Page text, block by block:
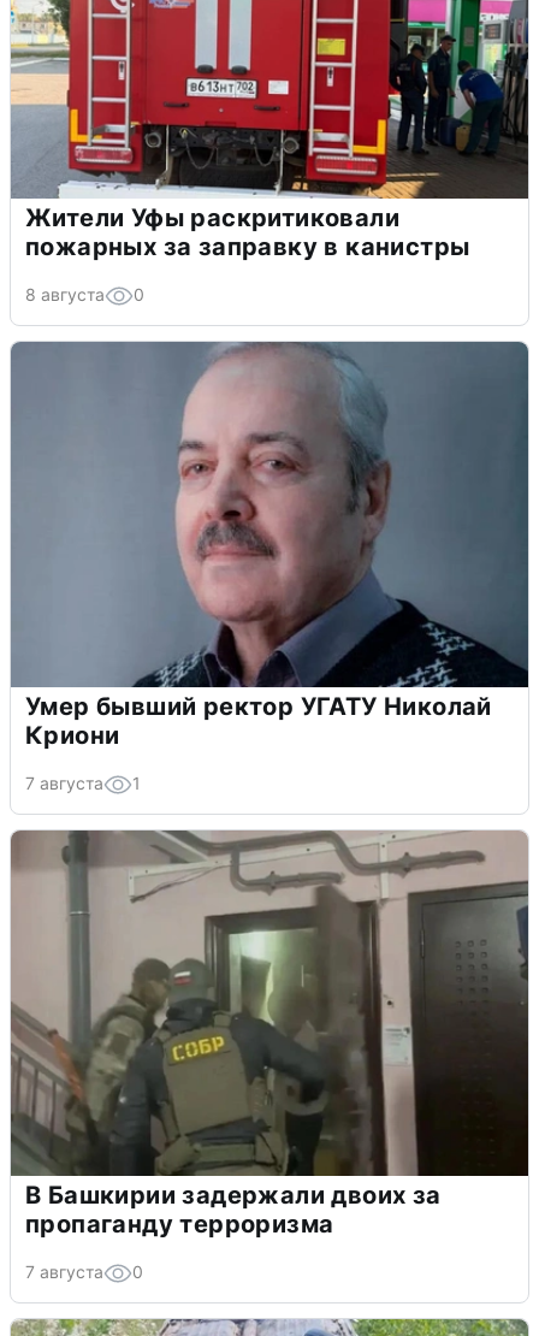
Жители Уфы раскритиковали
пожарных за заправку в канистры
8 августа 0
Умер бывший ректор УГАТУ Николай
Криони
7 августа 1
В Башкирии задержали двоих за
пропаганду терроризма
7 августа 0